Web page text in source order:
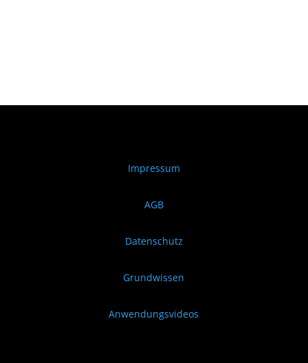
Impressum
AGB
Datenschutz
Grundwissen
Anwendungsvideos